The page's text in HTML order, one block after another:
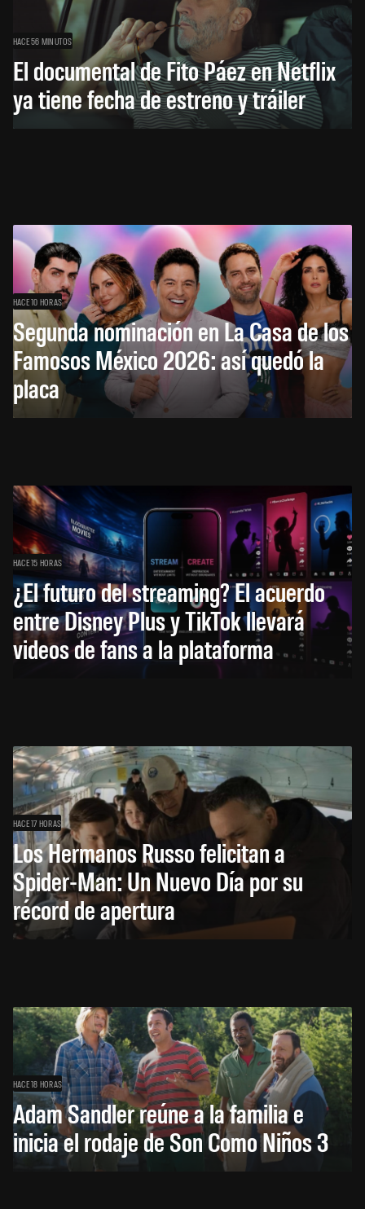
HACE 56 MINUTOS
El documental de Fito Páez en Netflix
ya tiene fecha de estreno y tráiler
HACE 10 HORAS
Segunda nominación en La Casa de los
Famosos México 2026: así quedó la
placa
HACE 15 HORAS
¿El futuro del streaming? El acuerdo
entre Disney Plus y TikTok llevará
videos de fans a la plataforma
HACE 17 HORAS
Los Hermanos Russo felicitan a
Spider-Man: Un Nuevo Día por su
récord de apertura
HACE 18 HORAS
Adam Sandler reúne a la familia e
inicia el rodaje de Son Como Niños 3